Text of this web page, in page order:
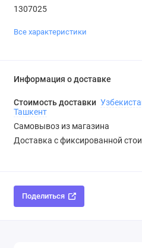
1307025
Все характеристики
Информация о доставке
Стоимость доставки
Ташкент
Самовывоз из магазина
Доставка с фиксированной
Поделиться